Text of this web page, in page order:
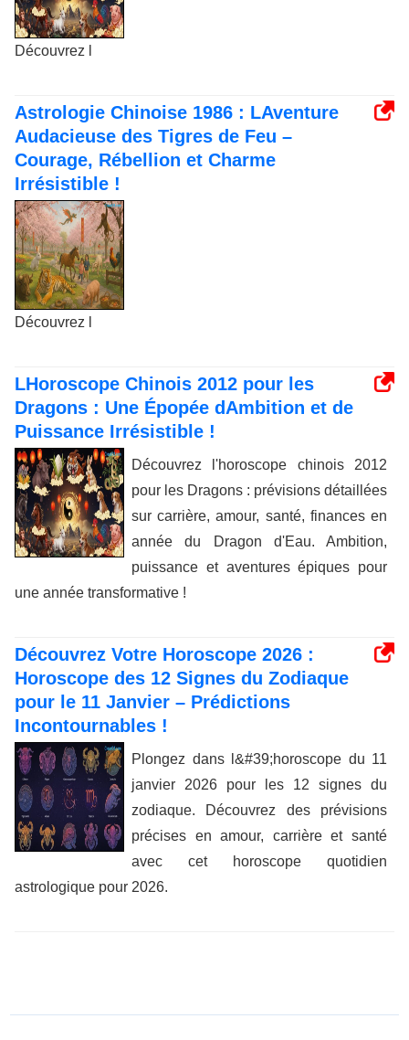
Découvrez l
Astrologie Chinoise 1986 : LAventure
Audacieuse des Tigres de Feu –
Courage, Rébellion et Charme
Irrésistible !
Découvrez l
LHoroscope Chinois 2012 pour les
Dragons : Une Épopée dAmbition et de
Puissance Irrésistible !
Découvrez l'horoscope chinois 2012
pour les Dragons : prévisions détaillées
sur carrière, amour, santé, finances en
année du Dragon d'Eau. Ambition,
puissance et aventures épiques pour
une année transformative !
Découvrez Votre Horoscope 2026 :
Horoscope des 12 Signes du Zodiaque
pour le 11 Janvier – Prédictions
Incontournables !
Plongez dans l&#39;horoscope du 11
janvier 2026 pour les 12 signes du
zodiaque. Découvrez des prévisions
précises en amour, carrière et santé
avec cet horoscope quotidien
astrologique pour 2026.